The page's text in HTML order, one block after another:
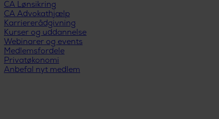
CA Lønsikring
CA Advokathjælp
Karriererådgivning
Kurser og uddannelse
Webinarer og events
Medlemsfordele
Privatøkonomi
Anbefal nyt medlem